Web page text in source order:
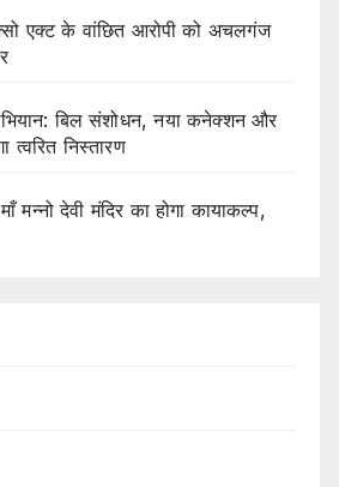
एक्ट के वांछित आरोपी को अचलगंज
बिल संशोधन, नया कनेक्शन और
त्वरित निस्तारण
मन्नो देवी मंदिर का होगा कायाकल्प,